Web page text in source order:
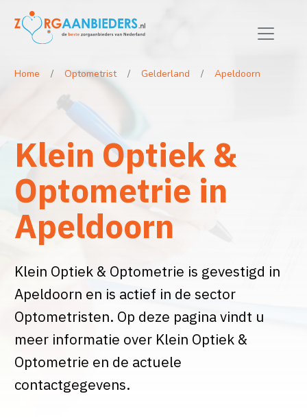
Home Optometrist Gelderland Apeldoorn
Klein Optiek &
Optometrie in
Apeldoorn
Klein Optiek & Optometrie is gevestigd in
Apeldoorn en is actief in de sector
Optometristen. Op deze pagina vindt u
meer informatie over Klein Optiek &
Optometrie en de actuele
contactgegevens.